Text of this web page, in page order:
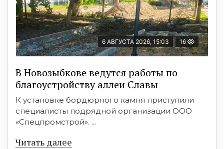
6 АВГУСТА 2026, 15:03 16
В Новозыбкове ведутся работы по
благоустройству аллеи Славы
К установке бордюрного камня приступили
специалисты подрядной организации ООО
«Спецпромстрой». ...
Читать далее